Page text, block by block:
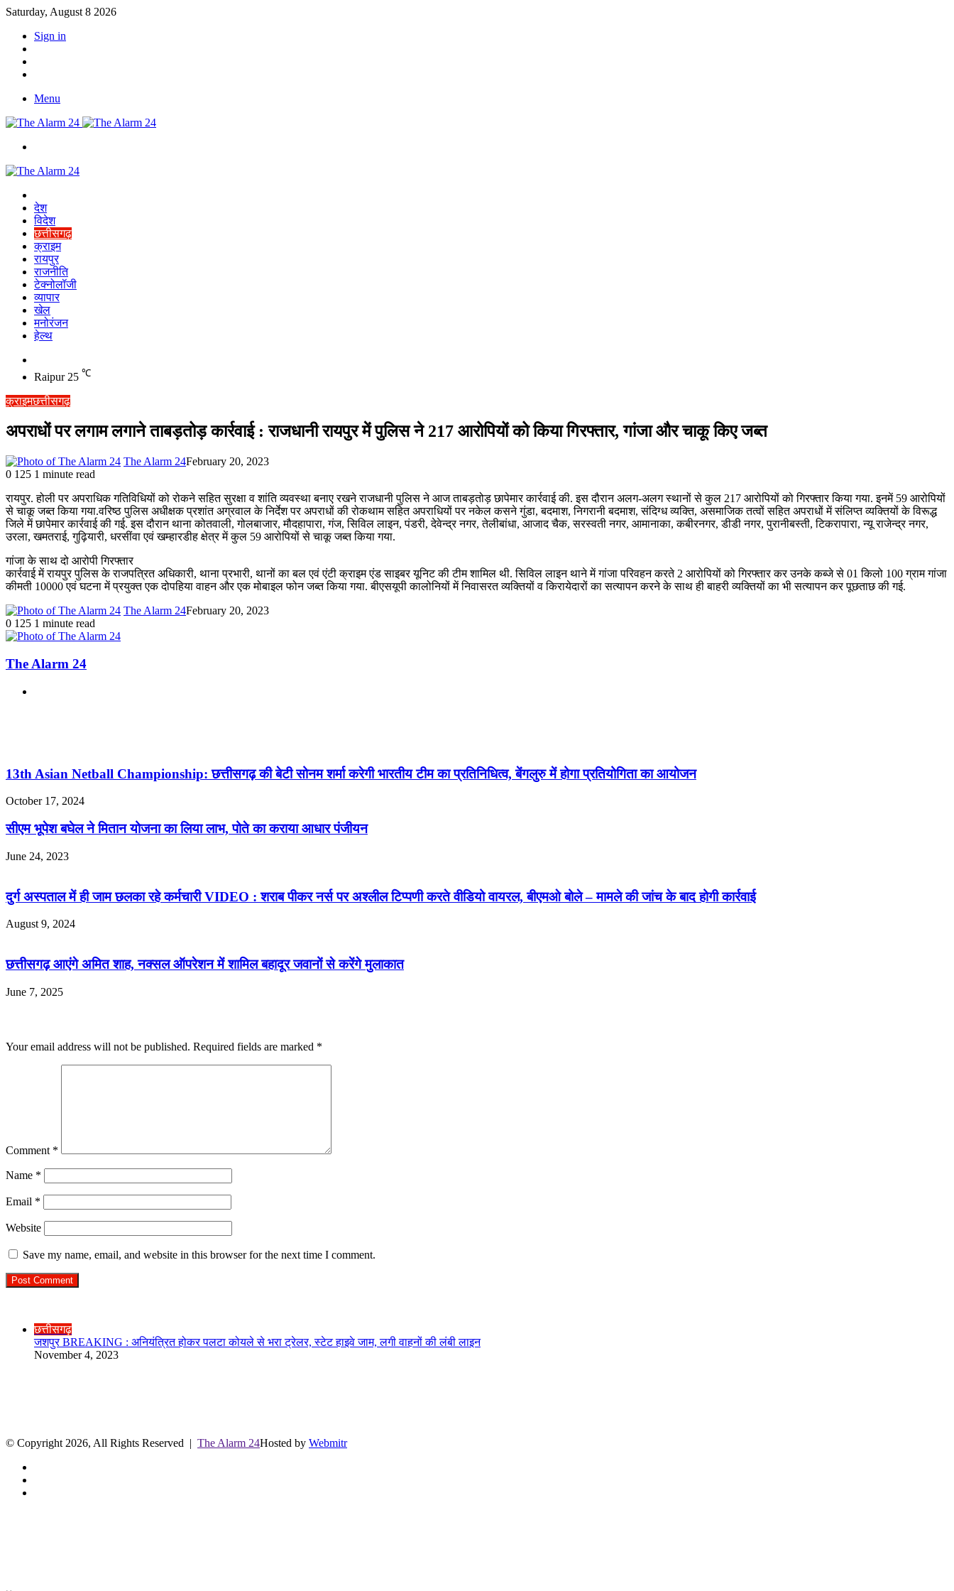
Saturday, August 8 2026
Sign in
Menu
देश
विदेश
छत्तीसगढ़
क्राइम
रायपुर
राजनीति
टेक्नोलॉजी
व्यापार
खेल
मनोरंजन
हेल्थ
skin
Raipur 25 ℃
क्राइमछत्तीसगढ़
अपराधों पर लगाम लगाने ताबड़तोड़ कार्रवाई : राजधानी रायपुर में पुलिस ने 217 आरोपियों को किया गिरफ्तार, गांजा और चाकू किए जब्त
The Alarm 24February 20, 2023
0 125 1 minute read
रायपुर. होली पर अपराधिक गतिविधियों को रोकने सहित सुरक्षा व शांति व्यवस्था बनाए रखने राजधानी पुलिस ने आज ताबड़तोड़ छापेमार कार्रवाई की. इस दौरान अलग-अलग स्थानों से कुल 217 आरोपियों को गिरफ्तार किया गया. इनमें 59 आरोपियों
से चाकू जब्त किया गया.वरिष्ठ पुलिस अधीक्षक प्रशांत अग्रवाल के निर्देश पर अपराधों की रोकथाम सहित अपराधियों पर नकेल कसने गुंडा, बदमाश, निगरानी बदमाश, संदिग्ध व्यक्ति, असमाजिक तत्वों सहित अपराधों में संलिप्त व्यक्तियों के विरूद्ध
जिले में छापेमार कार्रवाई की गई. इस दौरान थाना कोतवाली, गोलबाजार, मौदहापारा, गंज, सिविल लाइन, पंडरी, देवेन्द्र नगर, तेलीबांधा, आजाद चैक, सरस्वती नगर, आमानाका, कबीरनगर, डीडी नगर, पुरानीबस्ती, टिकरापारा, न्यू राजेन्द्र नगर,
उरला, खमतराई, गुढ़ियारी, धरसींवा एवं खम्हारडीह क्षेत्र में कुल 59 आरोपियों से चाकू जब्त किया गया.
गांजा के साथ दो आरोपी गिरफ्तार
कार्रवाई में रायपुर पुलिस के राजपत्रित अधिकारी, थाना प्रभारी, थानों का बल एवं एंटी क्राइम एंड साइबर यूनिट की टीम शामिल थी. सिविल लाइन थाने में गांजा परिवहन करते 2 आरोपियों को गिरफ्तार कर उनके कब्जे से 01 किलो 100 ग्राम गांजा
कीमती 10000 एवं घटना में प्रयुक्त एक दोपहिया वाहन और एक मोबाइल फोन जब्त किया गया. बीएसयूपी कालोनियों में निवासरत व्यक्तियों व किरायेदारों का सत्यापन करने के साथ ही बाहरी व्यक्तियों का भी सत्यापन कर पूछताछ की गई.
The Alarm 24February 20, 2023
0 125 1 minute read
The Alarm 24
13th Asian Netball Championship: छत्तीसगढ़ की बेटी सोनम शर्मा करेगी भारतीय टीम का प्रतिनिधित्व, बेंगलुरु में होगा प्रतियोगिता का आयोजन
October 17, 2024
सीएम भूपेश बघेल ने मितान योजना का लिया लाभ, पोते का कराया आधार पंजीयन
June 24, 2023
दुर्ग अस्पताल में ही जाम छलका रहे कर्मचारी VIDEO : शराब पीकर नर्स पर अश्लील टिप्पणी करते वीडियो वायरल, बीएमओ बोले – मामले की जांच के बाद होगी कार्रवाई
August 9, 2024
छत्तीसगढ़ आएंगे अमित शाह, नक्सल ऑपरेशन में शामिल बहादूर जवानों से करेंगे मुलाकात
June 7, 2025
Your email address will not be published. Required fields are marked *
Comment *
Name *
Email *
Website
Save my name, email, and website in this browser for the next time I comment.
छत्तीसगढ़
जशपुर BREAKING : अनियंत्रित होकर पलटा कोयले से भरा ट्रेलर, स्टेट हाइवे जाम, लगी वाहनों की लंबी लाइन
November 4, 2023
© Copyright 2026, All Rights Reserved | The Alarm 24Hosted by Webmitr